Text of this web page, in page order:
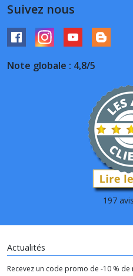
Suivez nous
Note globale : 4,8/5
197
Actualités
Recevez un code promo de -10 %